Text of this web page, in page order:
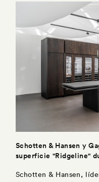
Schotten & Hansen y
superficie "Ridgeline"
Schotten & Hansen,